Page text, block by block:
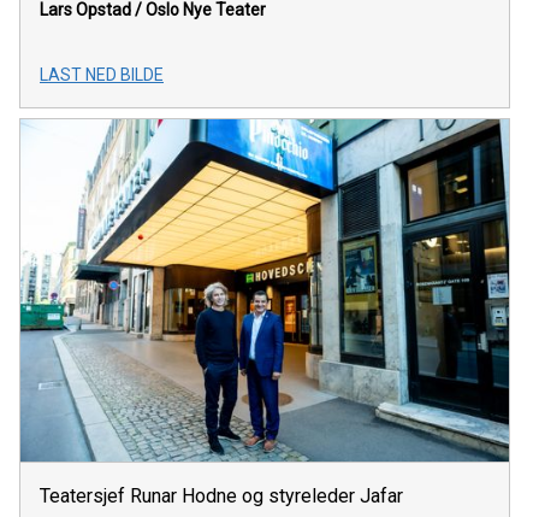
Lars Opstad /Oslo Nye Teater
LAST NED BILDE
Teatersjef Runar Hodne og styreleder Jafar